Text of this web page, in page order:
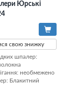
Юрські
свою знижку
шпалер:
необмежено
Блакитний